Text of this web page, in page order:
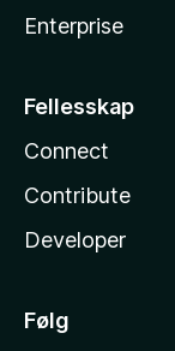
Enterprise
Fellesskap
Connect
Contribute
Developer
Følg